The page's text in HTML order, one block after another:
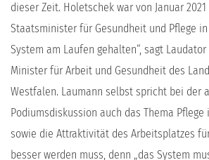
dieser Zeit. Holetschek war von Januar
Staatsminister für Gesundheit und Pflege in
System am Laufen gehalten“, sagt
Minister für Arbeit und Gesundheit des
Westfalen. Laumann selbst spricht bei der
Podiumsdiskussion auch das Thema Pflege
sowie die Attraktivität des Arbeitsplatzes
besser werden muss, denn „das System